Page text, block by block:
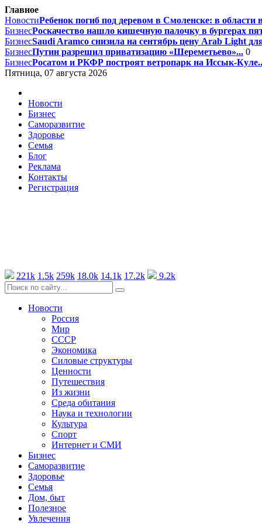
Главное
НовостиРебенок погиб под деревом в Смоленске: в
БизнесРоскачество нашло кишечную палочку в бургерах
БизнесSaudi Aramco снизила на сентябрь цену Arab Light
БизнесПутин разрешил приватизацию «Шереметьево»... 0
БизнесРосатом и РКФР построят ветропарк на Иссык-
Пятница, 07 августа 2026
Новости
Бизнес
Саморазвитие
Здоровье
Семья
Блог
Реклама
Контакты
Регистрация
221k 1.5k 259k 18.0k 14.1k 17.2k 9.2k
Новости
Россия
Мир
СССР
Экономика
Силовые структуры
Ценности
Путешествия
Из жизни
Среда обитания
Наука и технологии
Культура
Спорт
Интернет и СМИ
Бизнес
Саморазвитие
Здоровье
Семья
Дом, быт
Полезное
Увлечения